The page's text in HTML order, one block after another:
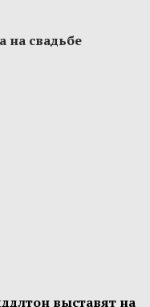
на свадьбе
выставят на